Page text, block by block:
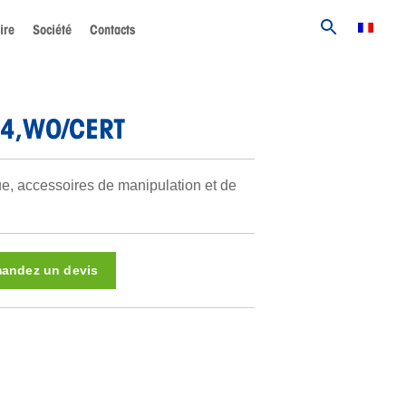
Société Contacts
CERT
accessoires de manipulation et de
un devis